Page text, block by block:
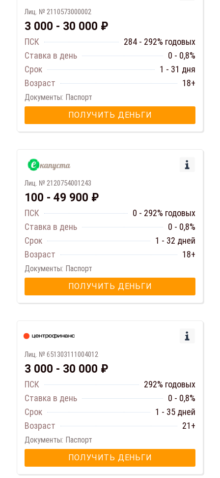
Лиц. № 2110573000002
3 000 - 30 000 ₽
ПСК
284 - 292% годовых
Ставка в день
0 - 0,8%
Срок
1 - 31 дня
Возраст
18+
Документы: Паспорт
ПОЛУЧИТЬ ДЕНЬГИ
Лиц. № 2120754001243
100 - 49 900 ₽
ПСК
0 - 292% годовых
Ставка в день
0 - 0,8%
Срок
1 - 32 дней
Возраст
18+
Документы: Паспорт
ПОЛУЧИТЬ ДЕНЬГИ
Лиц. № 651303111004012
3 000 - 30 000 ₽
ПСК
292% годовых
Ставка в день
0 - 0,8%
Срок
1 - 35 дней
Возраст
21+
Документы: Паспорт
ПОЛУЧИТЬ ДЕНЬГИ